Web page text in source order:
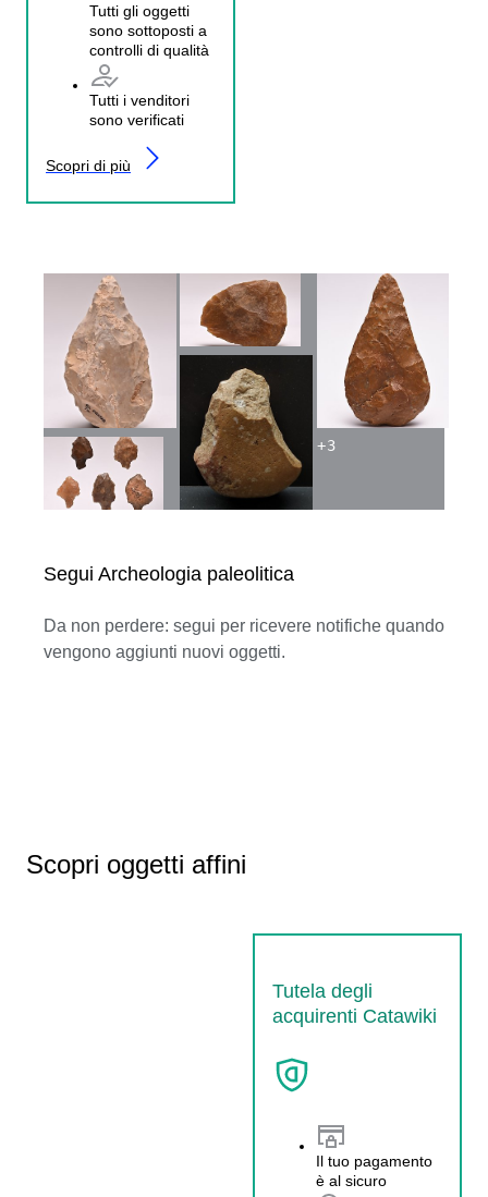
Tutti gli oggetti
sono sottoposti a
controlli di qualità
Tutti i venditori
sono verificati
Scopri di più
Segui Archeologia paleolitica
Da non perdere: segui per ricevere notifiche quando
vengono aggiunti nuovi oggetti.
+3
Scopri oggetti affini
Tutela degli
acquirenti Catawiki
Il tuo pagamento
è al sicuro